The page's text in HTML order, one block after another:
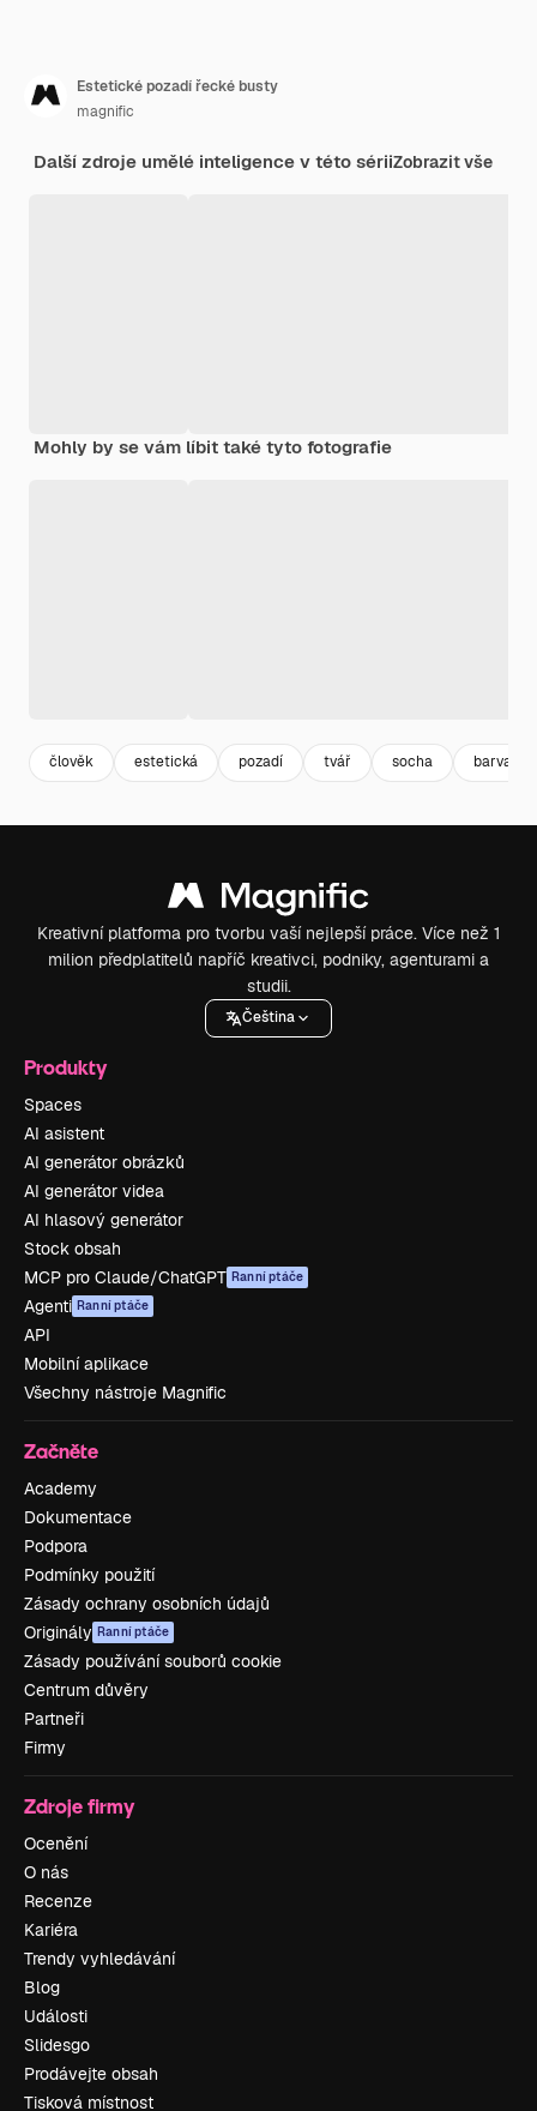
Estetické pozadí řecké busty
magnific
Další zdroje umělé inteligence v této sériiZobrazit vše
Mohly by se vám líbit také tyto fotografie
člověk estetická pozadí tvář socha barva
Kreativní platforma pro tvorbu vaší nejlepší práce. Více než 1
milion předplatitelů napříč kreativci, podniky, agenturami a
studii.
Čeština
Produkty
Spaces
AI asistent
AI generátor obrázků
AI generátor videa
AI hlasový generátor
Stock obsah
MCP pro Claude/ChatGPT Ranní ptáče
Agenti Ranní ptáče
API
Mobilní aplikace
Všechny nástroje Magnific
Začněte
Academy
Dokumentace
Podpora
Podmínky použití
Zásady ochrany osobních údajů
Originály Ranní ptáče
Zásady používání souborů cookie
Centrum důvěry
Partneři
Firmy
Zdroje firmy
Ocenění
O nás
Recenze
Kariéra
Trendy vyhledávání
Blog
Události
Slidesgo
Prodávejte obsah
Tisková místnost